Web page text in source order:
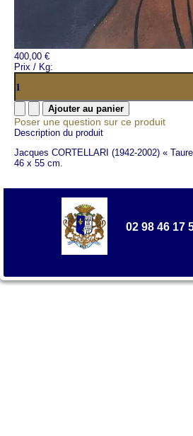
400,00 €
Prix / Kg:
Poser une question sur ce produit
Description du produit
Jacques CORTELLARI (1942-2002) «
46 x 55 cm.
02 98 46 17